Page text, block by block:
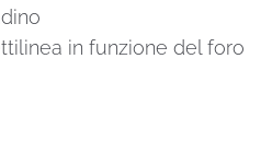
in funzione del foro